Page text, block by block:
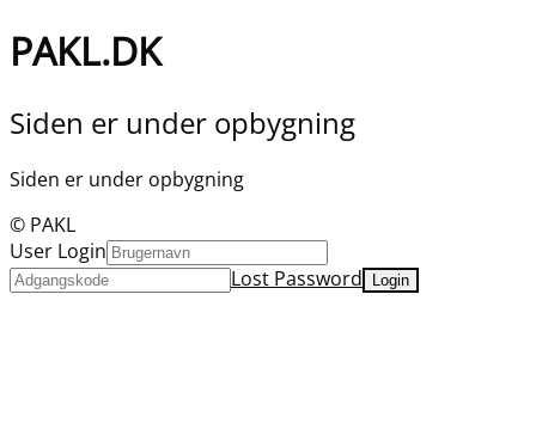
PAKL.DK
Siden er under opbygning
Siden er under opbygning
© PAKL
User Login
Lost Password